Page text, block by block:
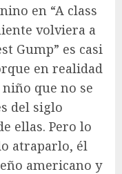
en “A class
volviera a
Gump” es casi
en realidad
que no se
del siglo
ellas. Pero lo
atraparlo, él
americano y